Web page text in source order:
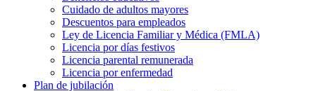
Cuidado de adultos mayores
Descuentos para empleados
Ley de Licencia Familiar y Médica (FMLA)
Licencia por días festivos
Licencia parental remunerada
Licencia por enfermedad
Plan de jubilación